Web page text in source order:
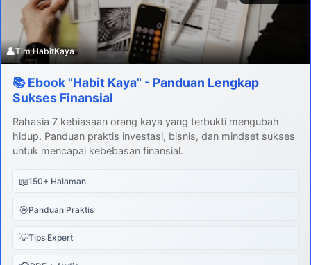
👤Tim HabitKaya
📚 Ebook "Habit Kaya" - Panduan Lengkap
Sukses Finansial
Rahasia 7 kebiasaan orang kaya yang terbukti mengubah
hidup. Panduan praktis investasi, bisnis, dan mindset sukses
untuk mencapai kebebasan finansial.
📖150+ Halaman
🎯Panduan Praktis
💡Tips Expert